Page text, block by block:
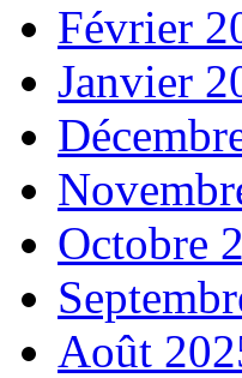
Février
Janvier
Octobre
Août